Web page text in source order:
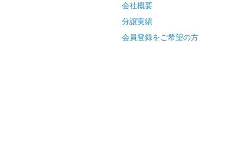
会社概要
分譲実績
会員登録をご希望の方